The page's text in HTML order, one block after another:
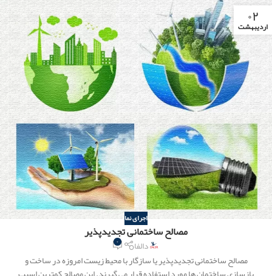
۰۲
اردیبهشت
اجرای نما
مصالح ساختمانی تجدیدپذیر
دالفا ۰
مصالح ساختمانی تجدیدپذیر یا سازگار با محیط زیست امروزه در ساخت و